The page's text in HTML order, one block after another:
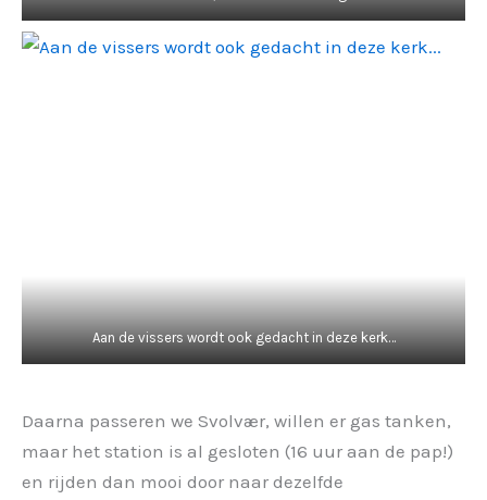
Aan de vissers wordt ook gedacht in deze kerk…
Daarna passeren we Svolvær, willen er gas tanken,
maar het station is al gesloten (16 uur aan de pap!)
en rijden dan mooi door naar dezelfde